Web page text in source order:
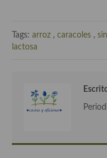
Cocina filipina
Cocina de Madagascar
Tags: arroz , caracoles ,
lactosa